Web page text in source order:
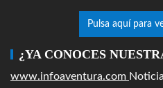
Pulsa aquí para
¿YA CONOCES
www.infoaventura.com